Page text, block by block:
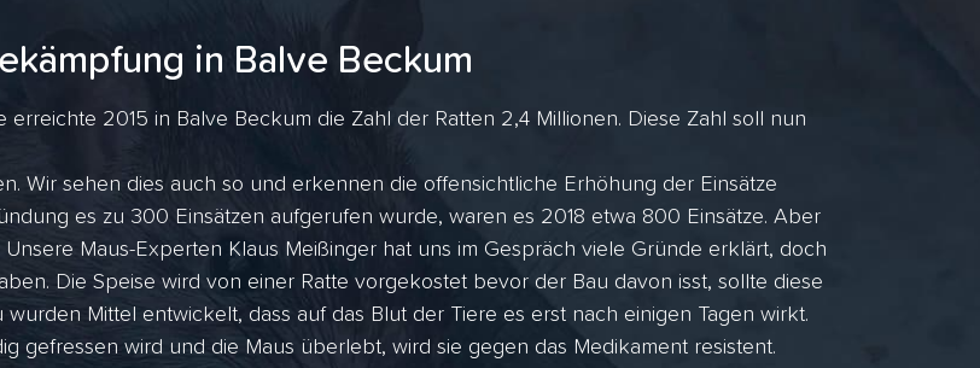
in Balve Beckum
2015 in Balve Beckum die Zahl der Ratten 2,4 Millionen. Diese Zahl soll nun
Wir sehen dies auch so und erkennen die offensichtliche Erhöhung der Einsätze
es zu 300 Einsätzen aufgerufen wurde, waren es 2018 etwa 800 Einsätze. Aber
Maus-Experten Klaus Meißinger hat uns im Gespräch viele Gründe erklärt, doch
Die Speise wird von einer Ratte vorgekostet bevor der Bau davon isst, sollte diese
Mittel entwickelt, dass auf das Blut der Tiere es erst nach einigen Tagen wirkt.
gefressen wird und die Maus überlebt, wird sie gegen das Medikament resistent.